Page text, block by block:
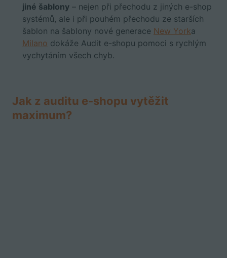
jiné šablony – nejen při přechodu z jiných e-shop
systémů, ale i při pouhém přechodu ze starších
šablon na šablony nové generace New Yorka
Milano dokáže Audit e-shopu pomoci s rychlým
vychytáním všech chyb.
Jak z auditu e-shopu vytěžit
maximum?